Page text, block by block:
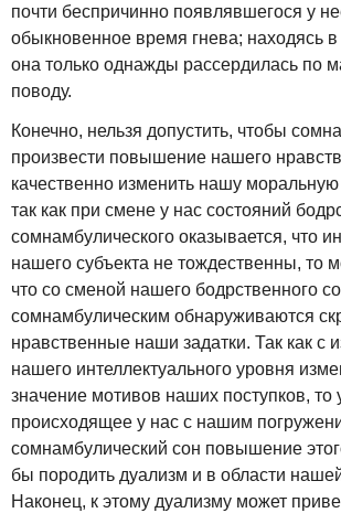
почти беспричинно появлявшегося у
обыкновенное время гнева; находясь
она только однажды рассердилась по
поводу.
Конечно, нельзя допустить, чтобы
произвести повышение нашего
качественно изменить нашу
так как при смене у нас состояний
сомнамбулического оказывается, что
нашего субъекта не тождественны, то
что со сменой нашего бодрственного
сомнамбулическим обнаруживаются
нравственные наши задатки. Так как с
нашего интеллектуального уровня
значение мотивов наших поступков, то
происходящее у нас с нашим
сомнамбулический сон повышение
бы породить дуализм и в области
Наконец, к этому дуализму может